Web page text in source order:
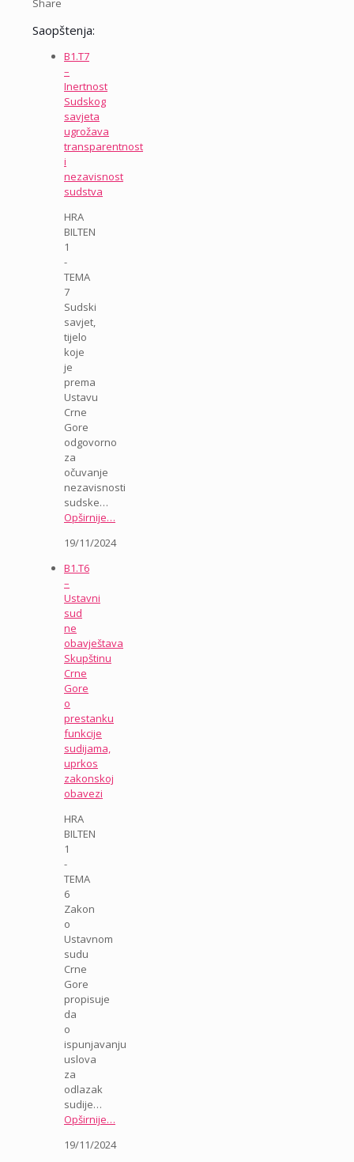
Share
Saopštenja:
B1.T7
–
Inertnost
Sudskog
savjeta
ugrožava
transparentnost
i
nezavisnost
sudstva
HRA
BILTEN
1
-
TEMA
7
Sudski
savjet,
tijelo
koje
je
prema
Ustavu
Crne
Gore
odgovorno
za
očuvanje
nezavisnosti
sudske…
Opširnije…
19/11/2024
B1.T6
–
Ustavni
sud
ne
obavještava
Skupštinu
Crne
Gore
o
prestanku
funkcije
sudijama,
uprkos
zakonskoj
obavezi
HRA
BILTEN
1
-
TEMA
6
Zakon
o
Ustavnom
sudu
Crne
Gore
propisuje
da
o
ispunjavanju
uslova
za
odlazak
sudije…
Opširnije…
19/11/2024